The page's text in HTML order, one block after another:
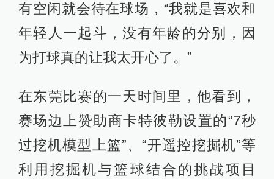
有空闲就会待在球场，“我就是喜欢和
年轻人一起斗，没有年龄的分别，因
为打球真的让我太开心了。”
在东莞比赛的一天时间里，他看到，
赛场边上赞助商卡特彼勒设置的“7秒
过挖机模型上篮”、“开遥控挖掘机”等
利用挖掘机与篮球结合的挑战项目